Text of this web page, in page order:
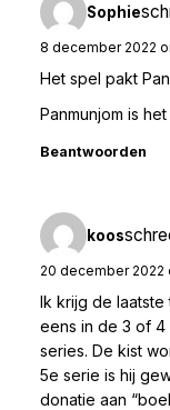
Sophie
8 december 2022
Het spel pakt
Panmunjom is
Beantwoorden
koos
20 december 2022
Ik krijg de
eens in de 3 of
series. De kist
5e serie is hij
donatie aan